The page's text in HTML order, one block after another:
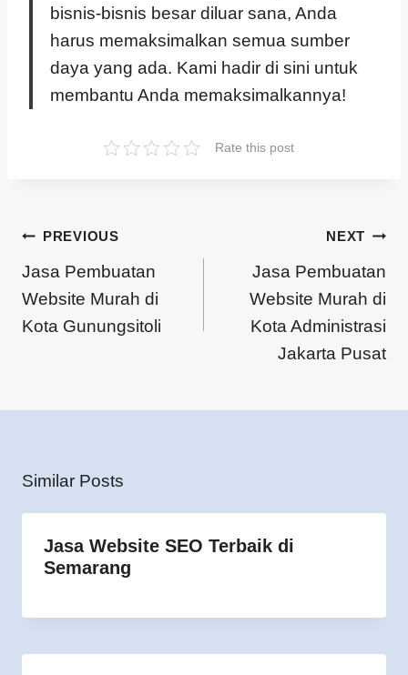
bisnis-bisnis besar diluar sana, Anda
harus memaksimalkan semua sumber
daya yang ada. Kami hadir di sini untuk
membantu Anda memaksimalkannya!
Rate this post
PREVIOUS
Jasa Pembuatan
Website Murah di
Kota Gunungsitoli
NEXT
Jasa Pembuatan
Website Murah di
Kota Administrasi
Jakarta Pusat
Similar Posts
Jasa Website SEO Terbaik di
Semarang